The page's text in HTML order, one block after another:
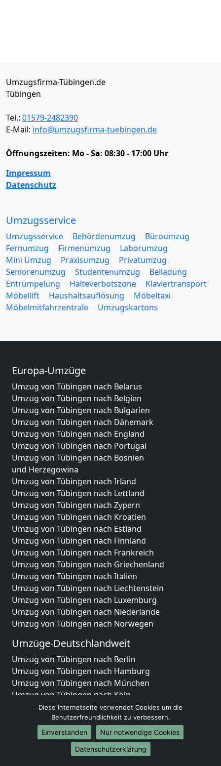
Umzugsfirma-Tübingen.de
Tübingen
Tel.: 01579-2482390
E-Mail: info@umzugsfirma-tuebingen.de
Öffnungszeiten: Mo - Sa: 08:30 - 17:00 Uhr
Impressum
Datenschutz
Umzugsservice
Umzugsservice Behördenumzug
Büroumzug
Fernumzug
Firmenumzug
Laborumzug
Mini Umzug
Praxisumzug
Privatumzug
Seniorenumzug
Studentenumzug
Beiladung
Entrümpelung
Halteverbotszone
Klaviertransport
Möbellift
Haushaltsauflösung
Möbeltaxi
Möbelmitfahrzentrale
Umzugskartons
Europa-Umzüge
Umzug von Tübingen nach Belarus
Umzug von Tübingen nach Belgien
Umzug von Tübingen nach Bulgarien
Umzug von Tübingen nach Dänemark
Umzug von Tübingen nach England
Umzug von Tübingen nach Portugal
Umzug von Tübingen nach Bosnien
und Herzegowina
Umzug von Tübingen nach Irland
Umzug von Tübingen nach Lettland
Umzug von Tübingen nach Zypern
Umzug von Tübingen nach Kroatien
Umzug von Tübingen nach Estland
Umzug von Tübingen nach Finnland
Umzug von Tübingen nach Frankreich
Umzug von Tübingen nach Griechenland
Umzug von Tübingen nach Italien
Umzug von Tübingen nach Liechtenstein
Umzug von Tübingen nach Luxemburg
Umzug von Tübingen nach Niederlande
Umzug von Tübingen nach Norwegen
Umzüge-Deutschlandweit
Umzug von Tübingen nach Berlin
Umzug von Tübingen nach Hamburg
Umzug von Tübingen nach München
Umzug von Tübingen nach Köln
Umzug von Tübingen nach Frankfurt am Main
Umzug von Tübingen nach Stuttgart
Umzug von Tübingen nach Düsseldorf
Umzug von Tübingen nach Leipzig
Umzug von Tübingen nach Dortmund
Diese Internetseite verwendet Cookies um die
Benutzerfreundlichkeit zu verbessern.
Einverstanden
Nur notwendige Cookies
Datenschutzerklärung